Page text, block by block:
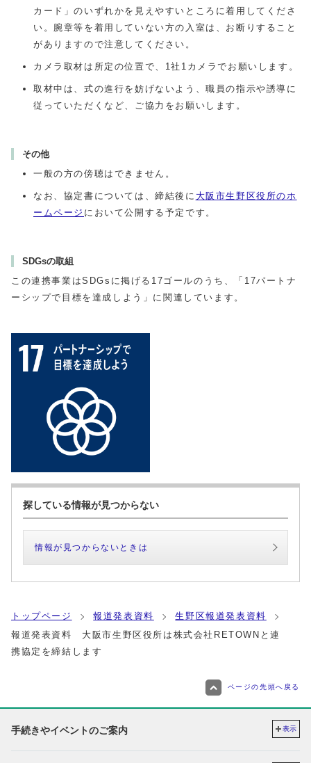
カード」のいずれかを見えやすいところに着用してくださ
い。腕章等を着用していない方の入室は、お断りすること
がありますので注意してください。
カメラ取材は所定の位置で、1社1カメラでお願いします。
取材中は、式の進行を妨げないよう、職員の指示や誘導に
従っていただくなど、ご協力をお願いします。
その他
一般の方の傍聴はできません。
なお、協定書については、締結後に 大阪市生野区役所のホ
ームページ において公開する予定です。
SDGsの取組
この連携事業はSDGsに掲げる17ゴールのうち、「17パートナ
ーシップで目標を達成しよう」に関連しています。
探している情報が見つからない
情報が見つからないときは
トップページ 報道発表資料
生野区報道発表資料
報道発表資料 大阪市生野区役所は株式会社RETOWNと連
携協定を締結します
ページの先頭へ戻る
手続きやイベントのご案内 表示